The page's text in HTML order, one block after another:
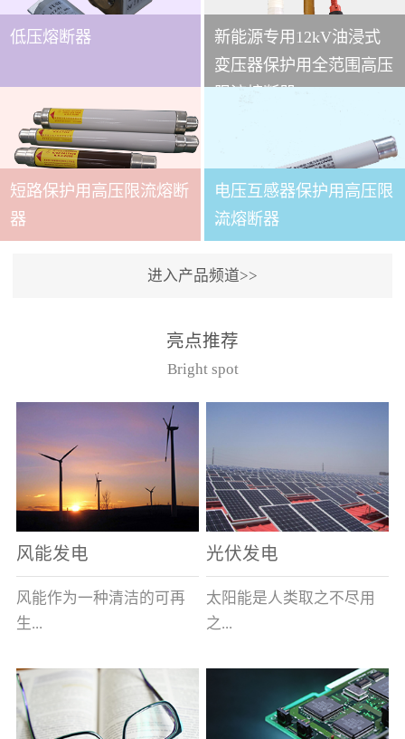
低压熔断器
新能源专用12kV油浸式
变压器保护用全范围高压
...
XRNT3A-12变压器保护用
全范围高压限流熔断器(以
下简称熔断器)。本产品适
用于交流50～60Hz,额定电
压12kV的电力系统中，作
件。其主要安装于12kV的
美式箱变中，可与其它电
（2） 海拔不超过1000
米；（3） 相对湿度：日
平均不大于95％，月平均
不大于90％；（4）周围空
或可燃性气体、水蒸汽和
盐类过度污染；（5） 当
围变压器油的温度上限不
超过105℃。型号说明
（注：在额定电流后加/S
短路保护用高压限流熔断
器
电压互感器保护用高压限
流熔断器
...
40.5kV系统作为电压互感
器的过载及短路保护用。
和IEC282-1）型号基本参
数
进入产品频道>>
亮点推荐
Bright spot
风能发电
风能作为一种清洁的可再
生...
能源，越来越受到世界各
国的重视。其蕴量巨大，
光伏发电
太阳能是人类取之不尽用
之...
不竭的可再生能源，具有
充分的清洁性、绝对的安